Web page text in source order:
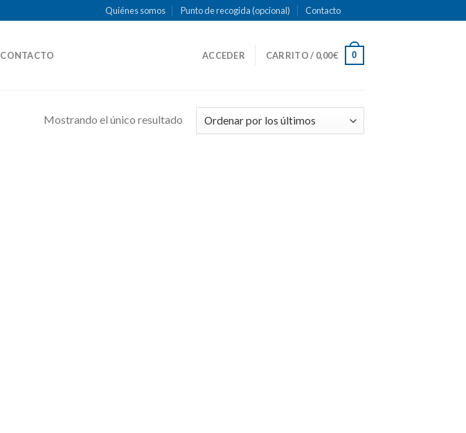
Quiénes somos Punto de recogida (opcional) Contacto
CONTACTO ACCEDER CARRITO / 0,00€ 0
Mostrando el único resultado